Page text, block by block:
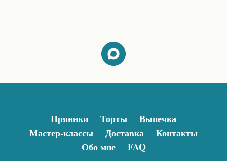
Пряники Торты
Выпечка
Мастер-классы
Доставка
Контакты
Обо мне
FAQ